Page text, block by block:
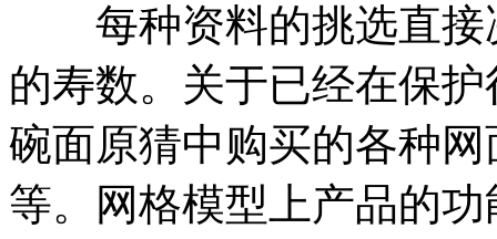
每种资料的挑选直接
的寿数。关于已经在保
碗面原猜中购买的各种
等。网格模型上产品的